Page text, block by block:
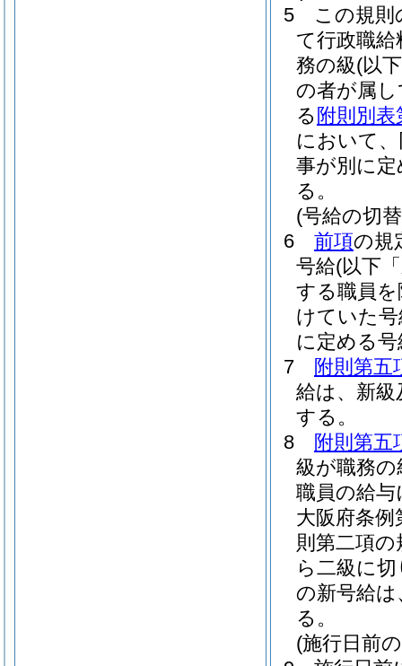
5
この規則
て行政職
務の級(以
の者が属
る 附則別表
において
事が別に
る。
(号給の切
6
前項の規
号給(以下
する職員
けていた
に定める
7
附則第五
給は、新
する。
8
附則第五
級が職務
職員の給
大阪府条
則第二項
ら二級に
の新号給
る。
(施行日前